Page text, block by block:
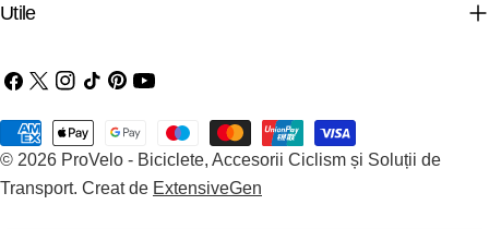
Utile
Facebook
X
Instagram
TIC-Pinterest
YouTube
© 2026 ProVelo - Biciclete, Accesorii Ciclism și Soluții de
Transport. Creat de ExtensiveGen
Metode
de
plata